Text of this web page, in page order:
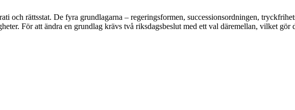
och rättsstat. De fyra grundlagarna – regeringsformen, successionsordningen,
För att ändra en grundlag krävs två riksdagsbeslut med ett val däremellan, vilket gör